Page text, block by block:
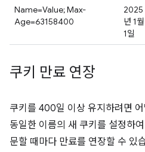
Name=Value; Max-
Age=63158400
2025
년 1월
1일
쿠키 만료 연장
쿠키를 400일 이상 유지하려면
동일한 이름의 새 쿠키를 설정하
문할 때마다 만료를 연장할 수 있